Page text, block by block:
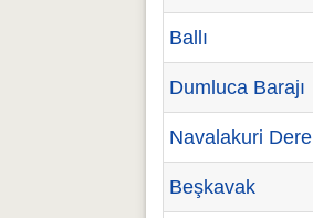
Ballı
Dumluca Barajı
Navalakuri Dere
Beşkavak